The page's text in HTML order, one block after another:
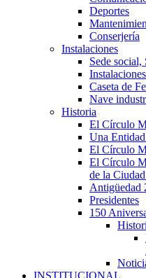
Deportes
Conserjería
Instalaciones
Sede social,
Caseta de
Nave
Historia
El Círculo
Una
El Círculo
El Círculo
de la
Antigüedad
Presidentes
150
INSTITUCIONAL